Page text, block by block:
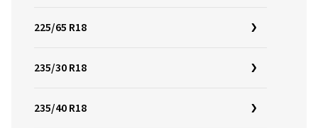
225/65 R18
235/30 R18
235/40 R18